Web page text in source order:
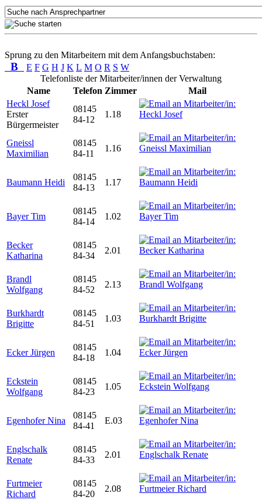
Sprung zu den Mitarbeitern mit dem Anfangsbuchstaben:
B E F G H J K L M O R S W
Telefonliste der Mitarbeiter/innen der Verwaltung
Name
Telefon Zimmer
Mail
Heckl Josef
Erster
Bürgermeister
08145
84-12
1.18
Gneissl
Maximilian
08145
84-11
1.16
Baumann Heidi
08145
84-13
1.17
Bayer Tim
08145
84-14
1.02
Becker
Katharina
08145
84-34
2.01
Brandl
Wolfgang
08145
84-52
2.13
Burkhardt
Brigitte
08145
84-51
1.03
Ecker Jürgen
08145
84-18
1.04
Eckstein
Wolfgang
08145
84-23
1.05
Egenhofer Nina
08145
84-41
E.03
Englschalk
Renate
08145
84-33
2.01
Furtmeier
Richard
08145
84-20
2.08